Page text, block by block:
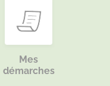
Mes
démarches